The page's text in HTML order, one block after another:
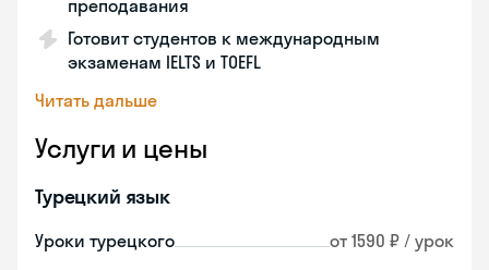
преподавания
Готовит студентов к международным
экзаменам IELTS и TOEFL
Читать дальше
Услуги и цены
Турецкий язык
Уроки турецкого от 1590 ₽ / урок